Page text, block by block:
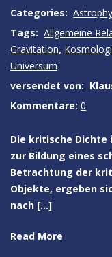
Categories:
Tags: Allgemeine
Gravitation,
Universum
versendet von:
Kommentare: 0
Die kritische Dichte
zur Bildung eines
Betrachtung der
Objekte, ergeben
nach […]
Read More